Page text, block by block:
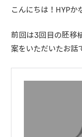
こんにちは！HYPか
前回は3回目の胚移
案をいただいたお話